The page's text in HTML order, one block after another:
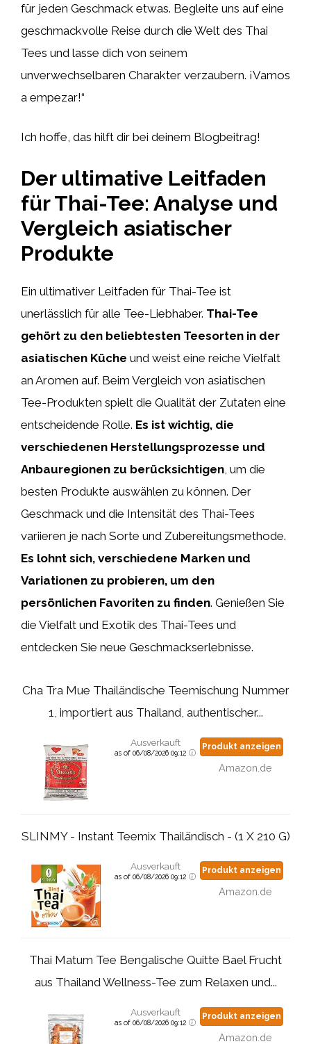
für jeden Geschmack etwas. Begleite uns auf eine
geschmackvolle Reise durch die Welt des Thai
Tees und lasse dich von seinem
unverwechselbaren Charakter verzaubern. ¡Vamos
a empezar!“
Ich hoffe, das hilft dir bei deinem Blogbeitrag!
Der ultimative Leitfaden
für Thai-Tee: Analyse und
Vergleich asiatischer
Produkte
Ein ultimativer Leitfaden für Thai-Tee ist
unerlässlich für alle Tee-Liebhaber. Thai-Tee
gehört zu den beliebtesten Teesorten in der
asiatischen Küche und weist eine reiche Vielfalt
an Aromen auf. Beim Vergleich von asiatischen
Tee-Produkten spielt die Qualität der Zutaten eine
entscheidende Rolle. Es ist wichtig, die
verschiedenen Herstellungsprozesse und
Anbauregionen zu berücksichtigen , um die
besten Produkte auswählen zu können. Der
Geschmack und die Intensität des Thai-Tees
variieren je nach Sorte und Zubereitungsmethode.
Es lohnt sich, verschiedene Marken und
Variationen zu probieren, um den
persönlichen Favoriten zu finden. Genießen Sie
die Vielfalt und Exotik des Thai-Tees und
entdecken Sie neue Geschmackserlebnisse.
Cha Tra Mue Thailändische Teemischung Nummer
1, importiert aus Thailand, authentischer...
Ausverkauft
as of 06/08/2026 09:12
Produkt anzeigen
Amazon.de
SLINMY - Instant Teemix Thailändisch - (1 X 210 G)
Ausverkauft
as of 06/08/2026 09:12
Produkt anzeigen
Amazon.de
Thai Matum Tee Bengalische Quitte Bael Frucht
aus Thailand Wellness-Tee zum Relaxen und...
Ausverkauft
as of 06/08/2026 09:12
Produkt anzeigen
Amazon.de